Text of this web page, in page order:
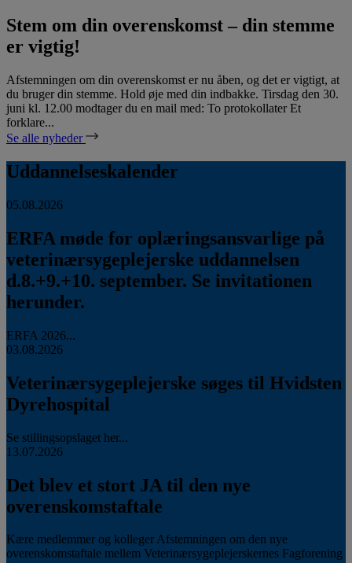
Stem om din overenskomst – din stemme
er vigtig!
Afstemningen om din overenskomst er nu åben, og det er vigtigt, at
du bruger din stemme. Hold øje med din indbakke. Tirsdag den 30.
juni kl. 12.00 modtager du en mail med: To protokollater Et
forklare...
Se alle nyheder
Uddannelseskalender
05.08.2026
ERFA møde for oplæringsansvarlige på
veterinærsygeplejerske uddannelsen
d.8.+9.+10. september. Se invitationen
herunder.
ERFA 2026...
03.08.2026
Veterinærsygeplejerske søges til Hvidsten
Dyrehospital
Se stillingsopslaget her...
13.07.2026
Det blev et stort JA til den nye
overenskomstaftale
Kære medlemmer og kolleger Afstemningen om den nye
overenskomstaftale mellem Veterinærsygeplejerskernes Fagforening